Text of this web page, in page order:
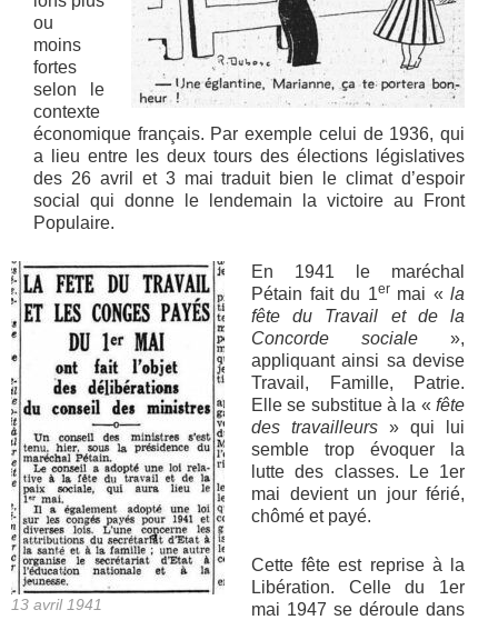
ou
moins
fortes
selon le
contexte
économique français. Par exemple celui de 1936, qui
a lieu entre les deux tours des élections législatives
des 26 avril et 3 mai traduit bien le climat d’espoir
social qui donne le lendemain la victoire au Front
Populaire.
13 avril 1941
En 1941 le maréchal
Pétain fait du 1er mai « la
fête du Travail et de la
Concorde sociale »,
appliquant ainsi sa devise
Travail, Famille, Patrie.
Elle se substitue à la « fête
des travailleurs » qui lui
semble trop évoquer la
lutte des classes. Le 1er
mai devient un jour férié,
chômé et payé.
Cette fête est reprise à la
Libération. Celle du 1er
mai 1947 se déroule dans